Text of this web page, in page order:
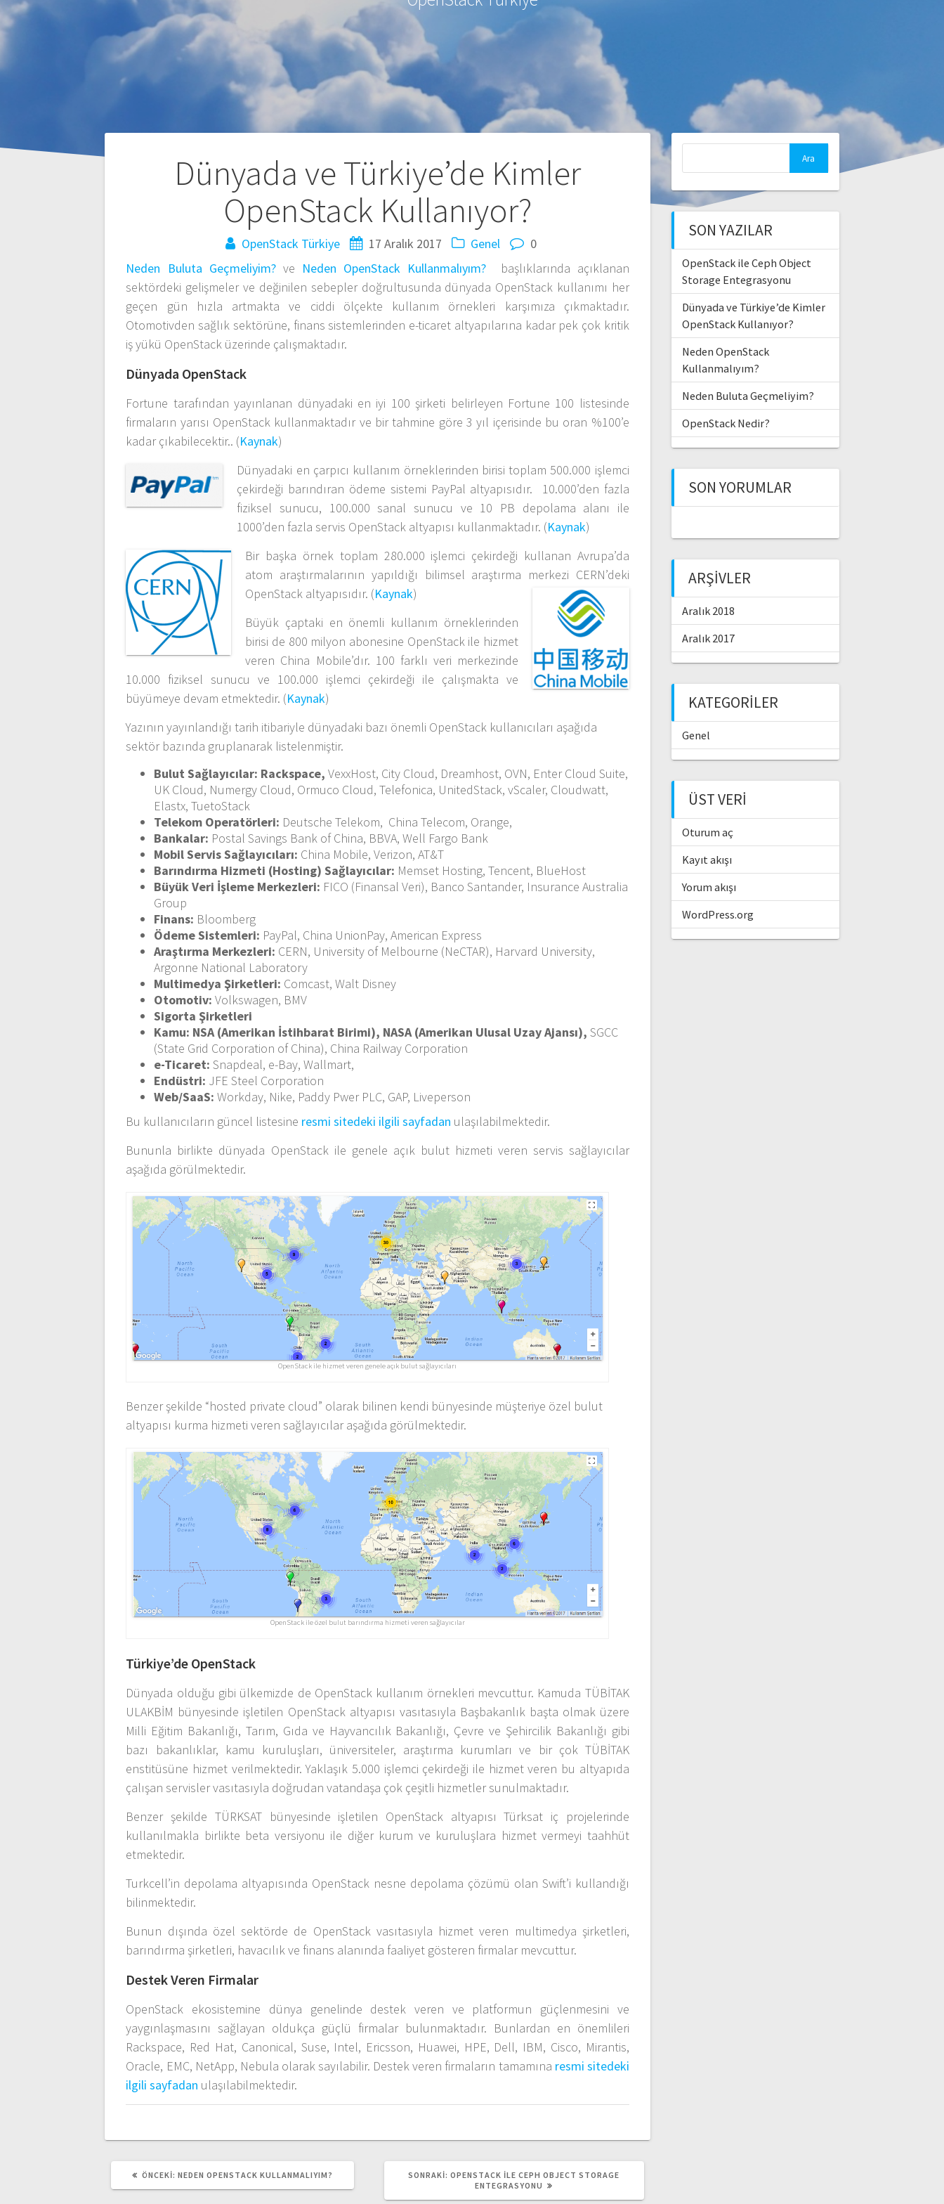
Dünyada ve Türkiye’de Kimler
OpenStack Kullanıyor?
OpenStack Türkiye 17 Aralık 2017 Genel
0
Neden Buluta Geçmeliyim?ve Neden OpenStack Kullanmalıyım? başlıklarında açıklanan
sektördeki gelişmeler ve değinilen sebepler doğrultusunda dünyada OpenStack kullanımı her
geçen gün hızla artmakta ve ciddi ölçekte kullanım örnekleri karşımıza çıkmaktadır.
Otomotivden sağlık sektörüne, finans sistemlerinden e-ticaret altyapılarına kadar pek çok kritik
iş yükü OpenStack üzerinde çalışmaktadır.
Dünyada OpenStack
Fortune tarafından yayınlanan dünyadaki en iyi 100 şirketi belirleyen Fortune 100 listesinde
firmaların yarısı OpenStack kullanmaktadır ve bir tahmine göre 3 yıl içerisinde bu oran %100’e
kadar çıkabilecektir.. (Kaynak)
Dünyadaki en çarpıcı kullanım örneklerinden birisi toplam 500.000 işlemci
çekirdeği barındıran ödeme sistemi PayPal altyapısıdır. 10.000’den fazla
fiziksel sunucu, 100.000 sanal sunucu ve 10 PB depolama alanı ile
1000’den fazla servis OpenStack altyapısı kullanmaktadır. (Kaynak)
Bir başka örnek toplam 280.000 işlemci çekirdeği kullanan Avrupa’da
atom araştırmalarının yapıldığı bilimsel araştırma merkezi CERN’deki
OpenStack altyapısıdır. (Kaynak)
Büyük çaptaki en önemli kullanım örneklerinden
birisi de 800 milyon abonesine OpenStack ile hizmet
veren China Mobile’dır. 100 farklı veri merkezinde
10.000 fiziksel sunucu ve 100.000 işlemci çekirdeği ile çalışmakta ve
büyümeye devam etmektedir. (Kaynak)
Yazının yayınlandığı tarih itibariyle dünyadaki bazı önemli OpenStack kullanıcıları aşağıda
sektör bazında gruplanarak listelenmiştir.
Bulut Sağlayıcılar: Rackspace,VexxHost, City Cloud, Dreamhost, OVN, Enter Cloud Suite,
UK Cloud, Numergy Cloud, Ormuco Cloud, Telefonica, UnitedStack, vScaler, Cloudwatt,
Elastx, TuetoStack
Telekom Operatörleri: Deutsche Telekom, China Telecom, Orange,
Bankalar: Postal Savings Bank of China, BBVA, Well Fargo Bank
Mobil Servis Sağlayıcıları: China Mobile, Verizon, AT&T
Barındırma Hizmeti (Hosting) Sağlayıcılar: Memset Hosting, Tencent, BlueHost
Büyük Veri İşleme Merkezleri: FICO (Finansal Veri), Banco Santander, Insurance Australia
Group
Finans: Bloomberg
Ödeme Sistemleri: PayPal, China UnionPay, American Express
Araştırma Merkezleri: CERN, University of Melbourne (NeCTAR), Harvard University,
Argonne National Laboratory
Multimedya Şirketleri: Comcast, Walt Disney
Otomotiv:Volkswagen, BMV
Sigorta Şirketleri
Kamu: NSA (Amerikan İstihbarat Birimi), NASA (Amerikan Ulusal Uzay Ajansı),SGCC
(State Grid Corporation of China), China Railway Corporation
e-Ticaret:Snapdeal, e-Bay, Wallmart,
Endüstri: JFE Steel Corporation
Web/SaaS: Workday, Nike, Paddy Pwer PLC, GAP, Liveperson
Bu kullanıcıların güncel listesine resmi sitedeki ilgili sayfadan ulaşılabilmektedir.
Bununla birlikte dünyada OpenStack ile genele açık bulut hizmeti veren servis sağlayıcılar
aşağıda görülmektedir.
OpenStack ile hizmet veren genele açık bulut sağlayıcıları
Benzer şekilde “hosted private cloud” olarak bilinen kendi bünyesinde müşteriye özel bulut
altyapısı kurma hizmeti veren sağlayıcılar aşağıda görülmektedir.
OpenStack ile özel bulut barındırma hizmeti veren sağlayıcılar
Türkiye’de OpenStack
Dünyada olduğu gibi ülkemizde de OpenStack kullanım örnekleri mevcuttur. Kamuda TÜBİTAK
ULAKBİM bünyesinde işletilen OpenStack altyapısı vasıtasıyla Başbakanlık başta olmak üzere
Milli Eğitim Bakanlığı, Tarım, Gıda ve Hayvancılık Bakanlığı, Çevre ve Şehircilik Bakanlığı gibi
bazı bakanlıklar, kamu kuruluşları, üniversiteler, araştırma kurumları ve bir çok TÜBİTAK
enstitüsüne hizmet verilmektedir. Yaklaşık 5.000 işlemci çekirdeği ile hizmet veren bu altyapıda
çalışan servisler vasıtasıyla doğrudan vatandaşa çok çeşitli hizmetler sunulmaktadır.
Benzer şekilde TÜRKSAT bünyesinde işletilen OpenStack altyapısı Türksat iç projelerinde
kullanılmakla birlikte beta versiyonu ile diğer kurum ve kuruluşlara hizmet vermeyi taahhüt
etmektedir.
Turkcell’in depolama altyapısında OpenStack nesne depolama çözümü olan Swift’i kullandığı
bilinmektedir.
Bunun dışında özel sektörde de OpenStack vasıtasıyla hizmet veren multimedya şirketleri,
barındırma şirketleri, havacılık ve finans alanında faaliyet gösteren firmalar mevcuttur.
Destek Veren Firmalar
OpenStack ekosistemine dünya genelinde destek veren ve platformun güçlenmesini ve
yaygınlaşmasını sağlayan oldukça güçlü firmalar bulunmaktadır. Bunlardan en önemlileri
Rackspace, Red Hat, Canonical, Suse, Intel, Ericsson, Huawei, HPE, Dell, IBM, Cisco, Mirantis,
Oracle, EMC, NetApp, Nebula olarak sayılabilir. Destek veren firmaların tamamına resmi sitedeki
ilgili sayfadan ulaşılabilmektedir.
gezinmesi
ÖNCEKI: ÖNCEKI
NEDEN OPENSTACK KULLANMALIYIM? SONRAKI: SONRAKI
OPENSTACK ILE CEPH OBJECT STORAGE
ENTEGRASYONU
SON YAZILAR
OpenStack ile Ceph Object
Storage Entegrasyonu
Dünyada ve Türkiye’de Kimler
OpenStack Kullanıyor?
Neden OpenStack
Kullanmalıyım?
Neden Buluta Geçmeliyim?
OpenStack Nedir?
SON YORUMLAR
ARŞIVLER
Aralık 2018
Aralık 2017
KATEGORILER
Genel
ÜST VERI
Oturum aç
Kayıt akışı
Yorum akışı
WordPress.org